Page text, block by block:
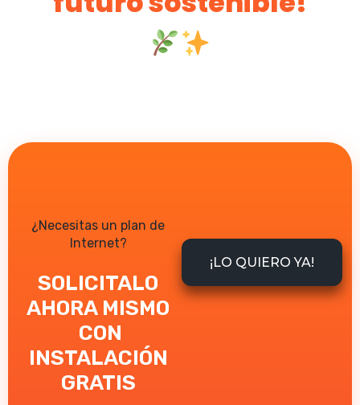
¿Necesitas un plan de
Internet?
SOLICITALO
AHORA MISMO
CON
INSTALACIÓN
GRATIS
¡LO QUIERO YA!